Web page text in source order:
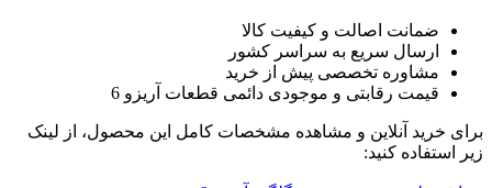
ضمانت اصالت و کیفیت کالا
ارسال سریع به سراسر کشور
مشاوره تخصصی پیش از خرید
قیمت رقابتی و موجودی دائمی قطعات آریزو 6
برای خرید آنلاین و مشاهده مشخصات کامل این محصول، از لینک
زیر استفاده کنید: